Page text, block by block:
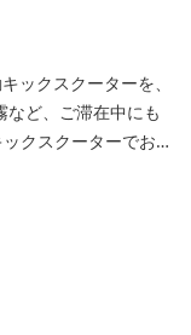
ックスクーターを、
クスクーターでお楽